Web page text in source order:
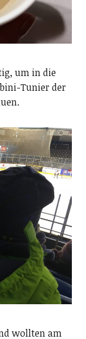
um in die
Tunier der
wollten am